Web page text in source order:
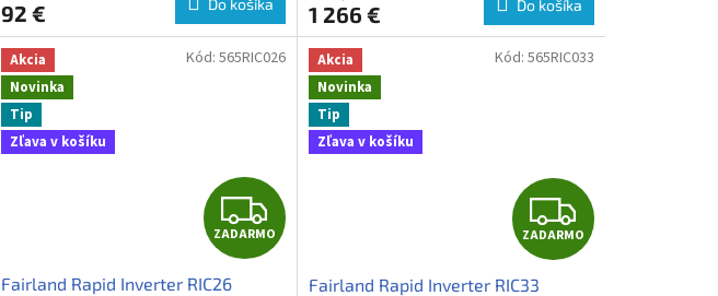
92 €
M
1 266 € Do košíka
Akcia
Novinka
Tip
Zľava v košíku
Z
A
ZADARMO
Fairland Rapid Inverter RIC26
Kód: 565RIC026
Akcia
Novinka
Tip
Zľava v košíku
Z
A
ZADARMO
Fairland Rapid Inverter RIC33
Kód: 565RIC033